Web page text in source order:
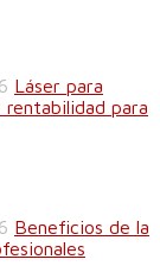
Láser para
para
Beneficios de la